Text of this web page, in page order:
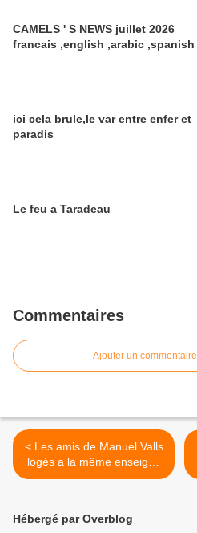
CAMELS ' S NEWS juillet 2026
francais ,english ,arabic ,spanish
ici cela brule,le var entre enfer et
paradis
Le feu a Taradeau
Commentaires
Ajouter un commentaire
< Les amis de Manuel Valls
logés a la même enseigne
?
Hébergé par Overblog